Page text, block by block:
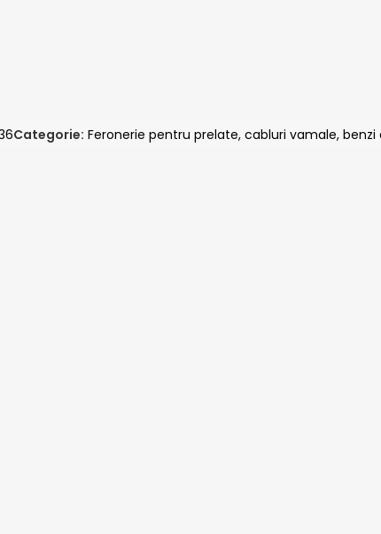
Categorie: Feronerie pentru prelate, cabluri vamale,